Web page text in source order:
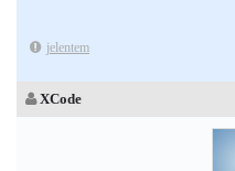
jelentem
XCode